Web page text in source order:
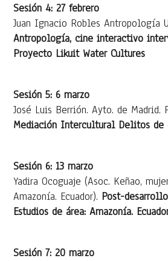
Sesión 4: 27 febrero
Juan Ignacio Robles Antropología
Antropología, cine interactivo
Proyecto Likuit Water Cultures
Sesión 5: 6 marzo
José Luis Berrión. Ayto. de Madrid.
Mediación Intercultural Delitos de
Sesión 6: 13 marzo
Yadira Ocoguaje (Asoc. Keñao,
Amazonía. Ecuador). Post-
Estudios de área: Amazonía.
Sesión 7: 20 marzo